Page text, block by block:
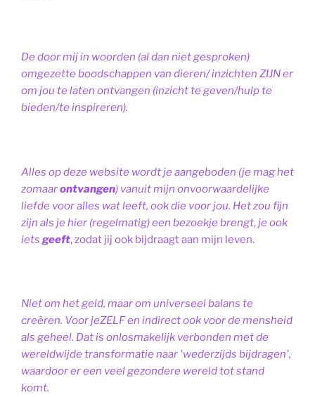
De door mij in woorden (al dan niet gesproken)
omgezette boodschappen van dieren/ inzichten ZIJN er
om jou te laten ontvangen (inzicht te geven/hulp te
bieden/te inspireren).
Alles op deze website wordt je aangeboden (je mag het
zomaarontvangen) vanuit mijn onvoorwaardelijke
liefde voor alles wat leeft, ook die voor jou. Het zou fijn
zijn als je hier (regelmatig) een bezoekje brengt, je ook
iets geeft, zodat jij ook bijdraagt aan mijn leven.
Niet om het geld, maar om universeel balans te
creëren. Voor jeZELF en indirect ook voor de mensheid
als geheel. Dat is onlosmakelijk verbonden met de
wereldwijde transformatie naar 'wederzijds bijdragen',
waardoor er een veel gezondere wereld tot stand
komt.